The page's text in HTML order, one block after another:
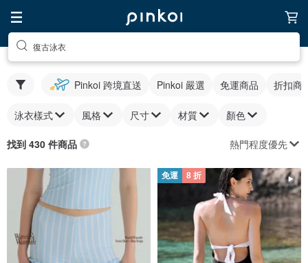
復古泳衣
Pinkoi 跨境直送 Pinkoi 嚴選 免運商品 折扣商
泳衣樣式 風格 尺寸 材質 顏色
找到 430 件商品 熱門程度優先
免運 8 折